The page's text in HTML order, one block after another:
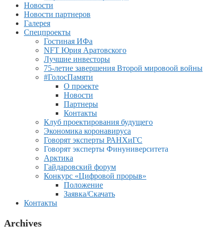
Новости
Новости партнеров
Галерея
Спецпроекты
Гостиная ИФа
NFT Юрия Аратовского
Лучшие инвесторы
75-летие завершения Второй мировоой войны
#ГолосПамяти
О проекте
Новости
Партнеры
Контакты
Клуб проектирования будущего
Экономика коронавируса
Говорят эксперты РАНХиГС
Говорят эксперты Финуниверситета
Арктика
Гайдаровский форум
Конкурс «Цифровой прорыв»
Положение
Заявка/Скачать
Контакты
Archives